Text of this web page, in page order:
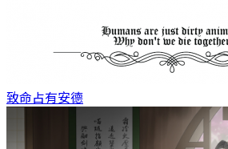
致命占有安德